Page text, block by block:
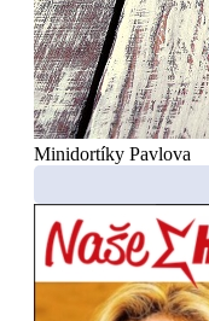
Minidortíky Pavlova